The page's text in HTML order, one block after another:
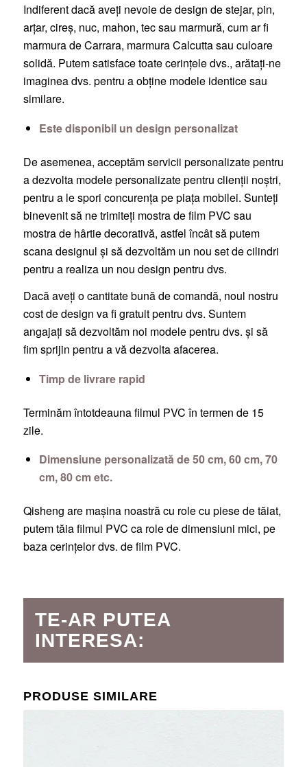
Indiferent dacă aveți nevoie de design de stejar, pin,
arțar, cireș, nuc, mahon, tec sau marmură, cum ar fi
marmura de Carrara, marmura Calcutta sau culoare
solidă. Putem satisface toate cerințele dvs., arătați-ne
imaginea dvs. pentru a obține modele identice sau
similare.
Este disponibil un design personalizat
De asemenea, acceptăm servicii personalizate pentru
a dezvolta modele personalizate pentru clienții noștri,
pentru a le spori concurența pe piața mobilei. Sunteți
binevenit să ne trimiteți mostra de film PVC sau
mostra de hârtie decorativă, astfel încât să putem
scana designul și să dezvoltăm un nou set de cilindri
pentru a realiza un nou design pentru dvs.
Dacă aveți o cantitate bună de comandă, noul nostru
cost de design va fi gratuit pentru dvs. Suntem
angajați să dezvoltăm noi modele pentru dvs. și să
fim sprijin pentru a vă dezvolta afacerea.
Timp de livrare rapid
Terminăm întotdeauna filmul PVC în termen de 15
zile.
Dimensiune personalizată de 50 cm, 60 cm, 70
cm, 80 cm etc.
Qisheng are mașina noastră cu role cu piese de tăiat,
putem tăia filmul PVC ca role de dimensiuni mici, pe
baza cerințelor dvs. de film PVC.
TE-AR PUTEA
INTERESA:
PRODUSE SIMILARE